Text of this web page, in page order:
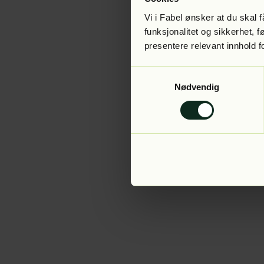
Vi i Fabel ønsker at du skal
funksjonalitet og sikkerhet,
presentere relevant innhold
Nødvendig
Application